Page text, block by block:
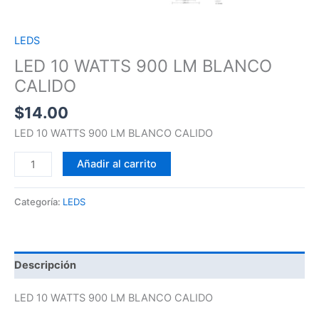
LEDS
LED 10 WATTS 900 LM BLANCO
CALIDO
$14.00
LED 10 WATTS 900 LM BLANCO CALIDO
Añadir al carrito
Categoría: LEDS
Descripción
LED 10 WATTS 900 LM BLANCO CALIDO